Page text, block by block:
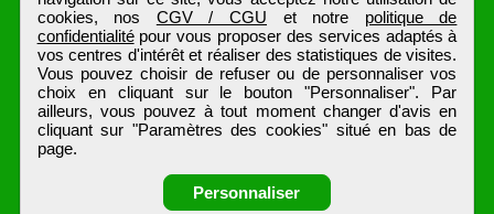
cookies, nos CGV / CGU et notre politique de
confidentialitépour vous proposer des services adaptés à
vos centres d'intérêt et réaliser des statistiques de visites.
Vous pouvez choisir de refuser ou de personnaliser vos
choix en cliquant sur le bouton "Personnaliser". Par
ailleurs, vous pouvez à tout moment changer d'avis en
cliquant sur "Paramètres des cookies" situé en bas de
page.
Personnaliser